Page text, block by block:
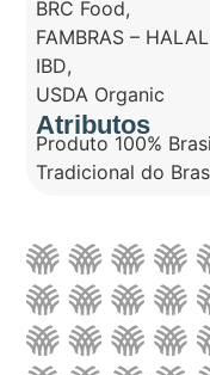
BRC Food,
FAMBRAS –
IBD,
USDA Organic
Atributos
Produto 100%
Tradicional do